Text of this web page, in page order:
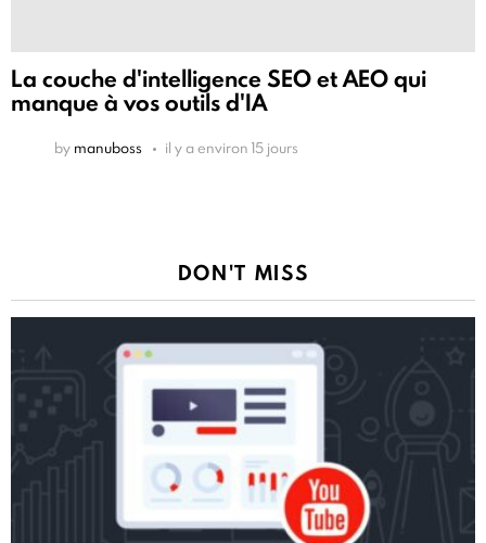
La couche d'intelligence SEO et AEO qui
manque à vos outils d'IA
by manuboss il y a environ 15 jours
DON'T MISS